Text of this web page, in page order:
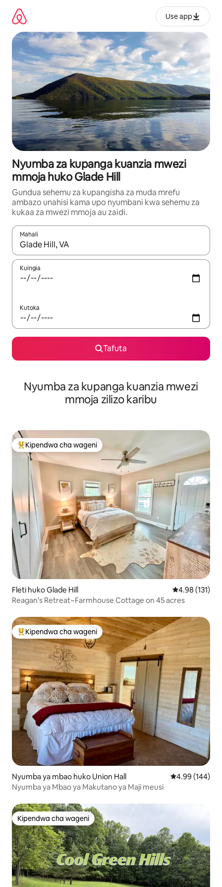
kwenda
kwenye
maudhui
Use app
Nyumba za kupanga kuanzia mwezi
mmoja huko Glade Hill
Gundua sehemu za kupangisha za muda mrefu
ambazo unahisi kama upo nyumbani kwa sehemu za
kukaa za mwezi mmoja au zaidi.
Mahali
Wakati matokeo yanapatikana, vinjari kwa kutumia vitufe vya
Kuingia
Kutoka
Tafuta
Nyumba za kupanga kuanzia mwezi
mmoja zilizo karibu
Kipendwa maarufu cha wageni
Kipendwa cha wageni
Fleti huko Glade Hill Ukadiriaji wa
4.98 (131)
Reagan's Retreat~Farmhouse Cottage on 45 acres
Kipendwa maarufu cha wageni
Kipendwa cha wageni
Nyumba ya mbao huko Union Hall Ukadiriaji wa
4.99 (144)
Nyumba ya Mbao ya Makutano ya Maji meusi
Kipendwa cha wageni
Kipendwa cha wageni